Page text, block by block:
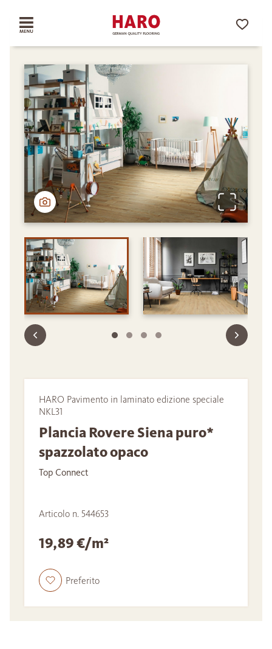
HARO Pavimento in laminato edizione speciale
NKL31
Plancia Rovere Siena puro*
spazzolato opaco
Top Connect
Articolo n. 544653
19,89 €/m²
Preferito